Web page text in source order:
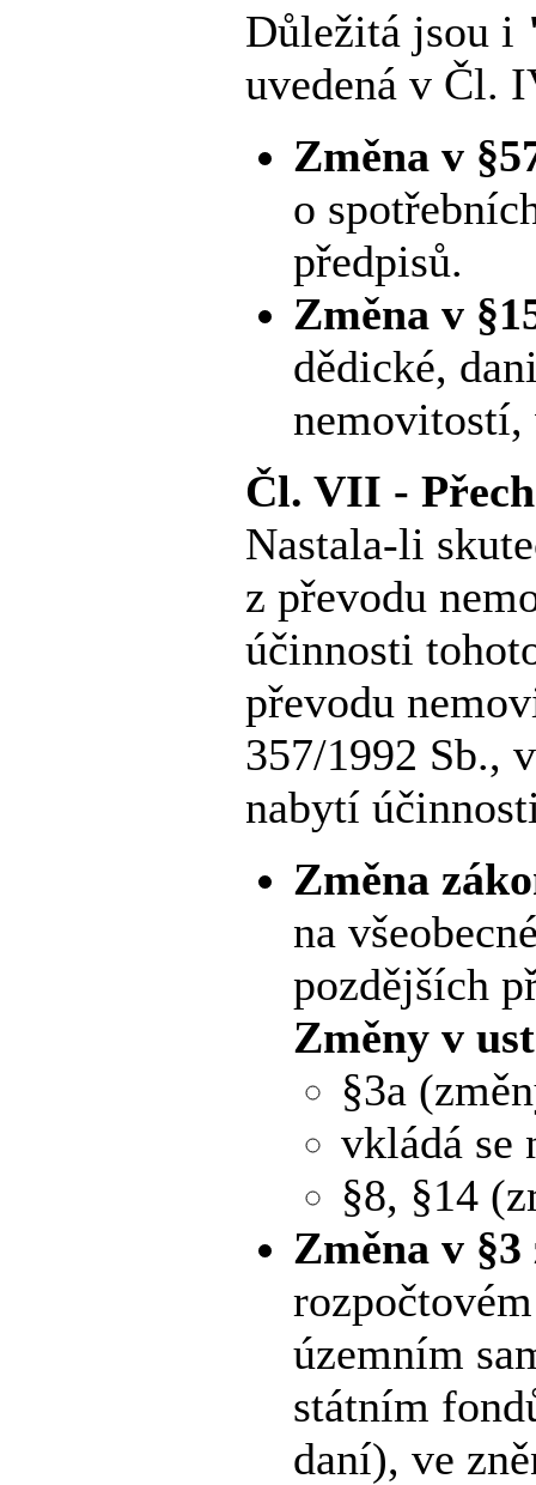
Důležitá jsou i
uvedená v Čl.
Změna v
o
předpisů.
Změna v
dědické,
nemovitostí,
Čl. VII -
Nastala-li
z převodu
účinnosti
převodu
357/1992 Sb.,
nabytí
Změna
na
pozdějších
Změny v
§3a
vkládá se
§8, §14
Změna v §3
územním
státním
daní), ve